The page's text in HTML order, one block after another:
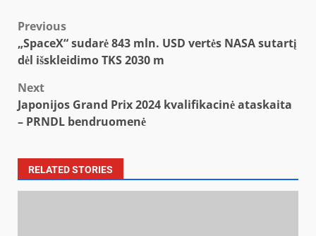
Post
navigation
Previous
„SpaceX“ sudarė 843 mln. USD vertės NASA sutartį
dėl išskleidimo TKS 2030 m
Next
Japonijos Grand Prix 2024 kvalifikacinė ataskaita
– PRNDL bendruomenė
RELATED STORIES